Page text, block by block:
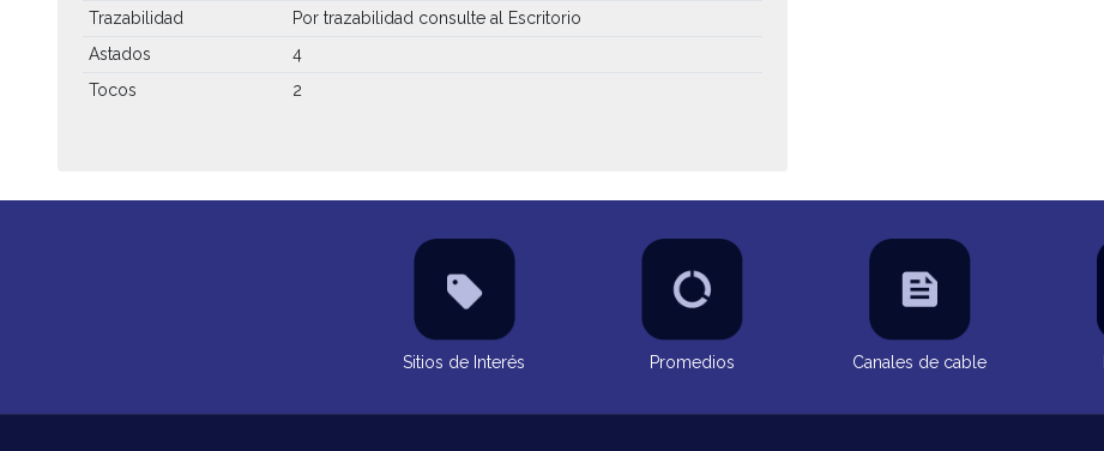
Trazabilidad
Por trazabilidad consulte al Escritorio
Astados
4
Tocos
2
Sitios de Interés Promedios Canales de cable